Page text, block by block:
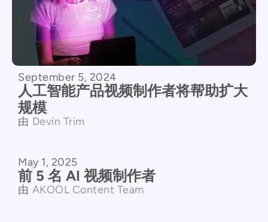
September 5, 2024
人工智能产品视频制作者将帮助扩大
规模
由 Devin Trim
May 1, 2025
前 5 名 AI 视频制作者
由 AKOOL Content Team